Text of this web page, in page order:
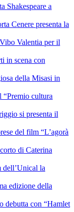
Shakespeare a
Cenere presenta la
Valentia per il
in scena con
della Misasi in
cultura
si presenta il
del film “L’agorà
di Caterina
la
edizione della
con “Hamlet